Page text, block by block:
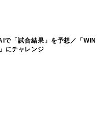
で「試合結果」を予想／「WIN
にチャレンジ